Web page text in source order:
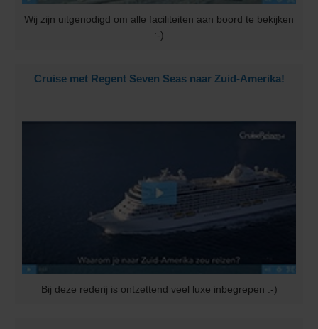
Wij zijn uitgenodigd om alle faciliteiten aan boord te bekijken
:-)
Cruise met Regent Seven Seas naar Zuid-Amerika!
Bij deze rederij is ontzettend veel luxe inbegrepen :-)